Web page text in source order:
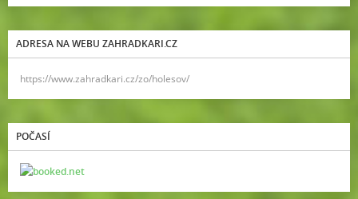
ADRESA NA WEBU ZAHRADKARI.CZ
https://www.zahradkari.cz/zo/holesov/
POČASÍ